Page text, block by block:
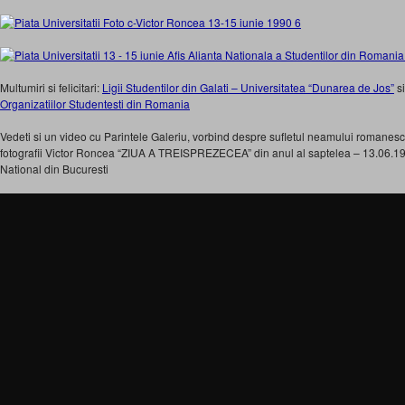
Multumiri si felicitari: Ligii Studentilor din Galati – Universitatea “Dunarea de Jos”
Organizatiilor Studentesti din Romania
Vedeti si un video cu Parintele Galeriu, vorbind despre sufletul neamului
fotografii Victor Roncea “ZIUA A TREISPREZECEA” din anul al saptelea –
National din Bucuresti